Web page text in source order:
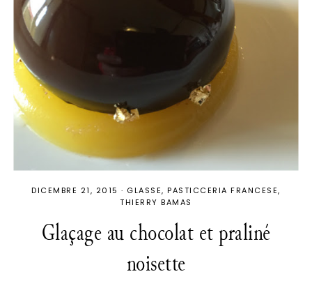
DICEMBRE 21, 2015 · GLASSE PASTICCERIA FRANCESE
THIERRY BAMAS
Glaçage au chocolat et praliné
noisette